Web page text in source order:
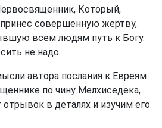
Который,
совершенную жертву,
всем людям путь к Богу.
не надо.
автора послания к Евреям
по чину Мелхиседека,
в деталях и изучим его